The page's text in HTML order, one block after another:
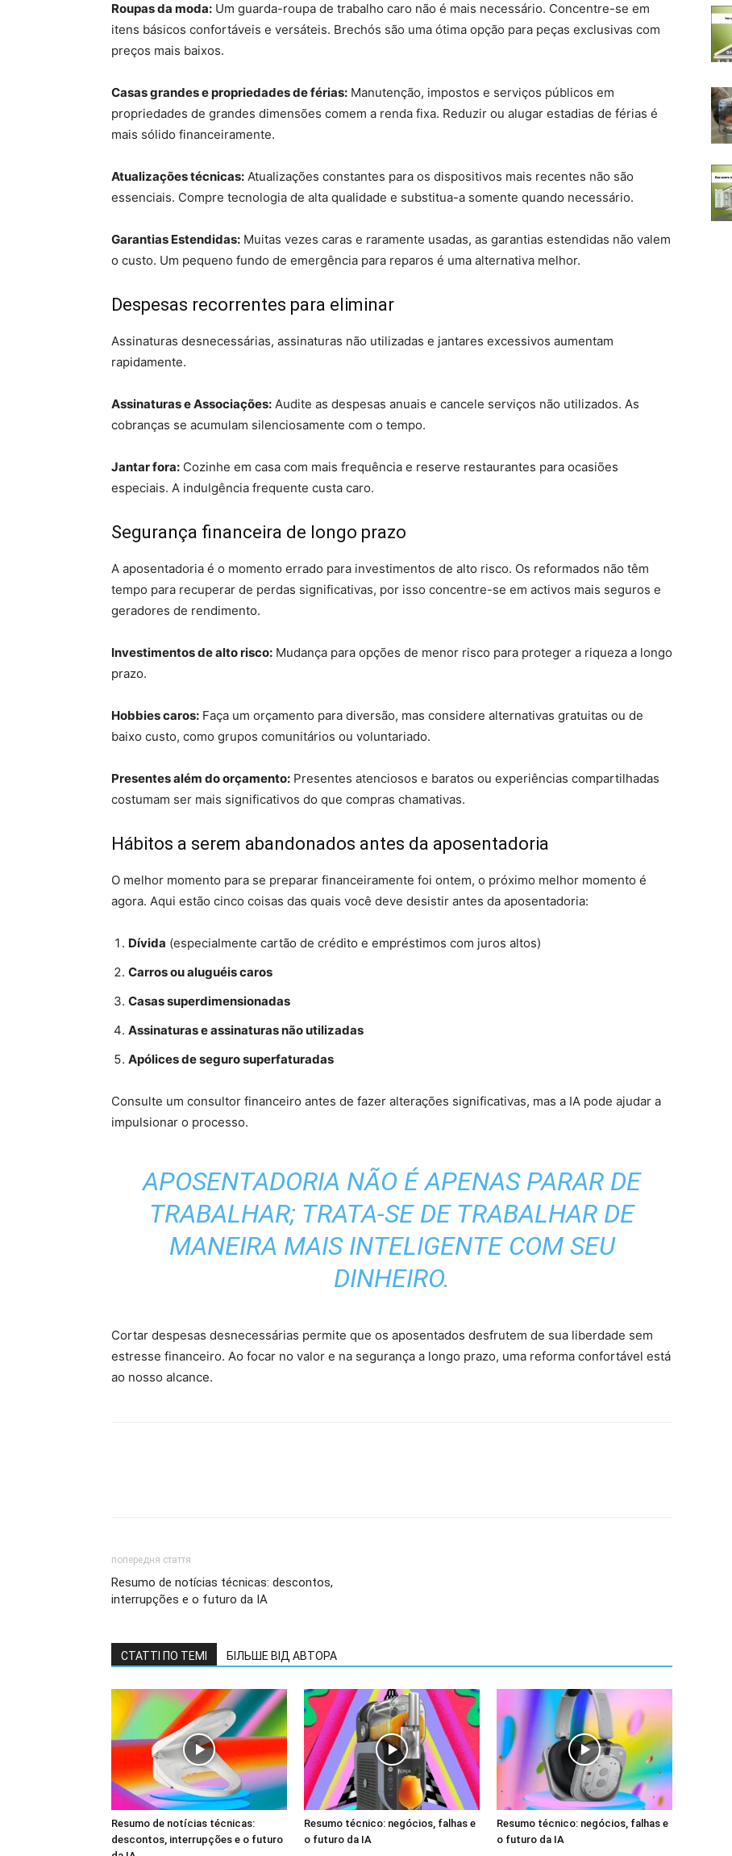
Roupas da moda: Um guarda-roupa de trabalho caro não é mais necessário. Concentre-se em
itens básicos confortáveis ​​e versáteis. Brechós são uma ótima opção para peças exclusivas com
preços mais baixos.
Casas grandes e propriedades de férias: Manutenção, impostos e serviços públicos em
propriedades de grandes dimensões comem a renda fixa. Reduzir ou alugar estadias de férias é
mais sólido financeiramente.
Atualizações técnicas: Atualizações constantes para os dispositivos mais recentes não são
essenciais. Compre tecnologia de alta qualidade e substitua-a somente quando necessário.
Garantias Estendidas: Muitas vezes caras e raramente usadas, as garantias estendidas não valem
o custo. Um pequeno fundo de emergência para reparos é uma alternativa melhor.
Despesas recorrentes para eliminar
Assinaturas desnecessárias, assinaturas não utilizadas e jantares excessivos aumentam
rapidamente.
Assinaturas e Associações: Audite as despesas anuais e cancele serviços não utilizados. As
cobranças se acumulam silenciosamente com o tempo.
Jantar fora: Cozinhe em casa com mais frequência e reserve restaurantes para ocasiões
especiais. A indulgência frequente custa caro.
Segurança financeira de longo prazo
A aposentadoria é o momento errado para investimentos de alto risco. Os reformados não têm
tempo para recuperar de perdas significativas, por isso concentre-se em activos mais seguros e
geradores de rendimento.
Investimentos de alto risco: Mudança para opções de menor risco para proteger a riqueza a longo
prazo.
Hobbies caros: Faça um orçamento para diversão, mas considere alternativas gratuitas ou de
baixo custo, como grupos comunitários ou voluntariado.
Presentes além do orçamento: Presentes atenciosos e baratos ou experiências compartilhadas
costumam ser mais significativos do que compras chamativas.
Hábitos a serem abandonados antes da aposentadoria
O melhor momento para se preparar financeiramente foi ontem, o próximo melhor momento é
agora. Aqui estão cinco coisas das quais você deve desistir antes da aposentadoria:
Dívida (especialmente cartão de crédito e empréstimos com juros altos)
Carros ou aluguéis caros
Casas superdimensionadas
Assinaturas e assinaturas não utilizadas
Apólices de seguro superfaturadas
Consulte um consultor financeiro antes de fazer alterações significativas, mas a IA pode ajudar a
impulsionar o processo.
APOSENTADORIA NÃO É APENAS PARAR DE
TRABALHAR; TRATA-SE DE TRABALHAR DE
MANEIRA MAIS INTELIGENTE COM SEU
DINHEIRO.
Cortar despesas desnecessárias permite que os aposentados desfrutem de sua liberdade sem
estresse financeiro. Ao focar no valor e na segurança a longo prazo, uma reforma confortável está
ao nosso alcance.
попередня стаття
Resumo de notícias técnicas: descontos,
interrupções e o futuro da IA
СТАТТІ ПО ТЕМІ БІЛЬШЕ ВІД АВТОРА
Resumo de notícias técnicas:
descontos, interrupções e o futuro
Resumo técnico: negócios, falhas e
o futuro da IA
Resumo técnico: negócios, falhas e
o futuro da IA